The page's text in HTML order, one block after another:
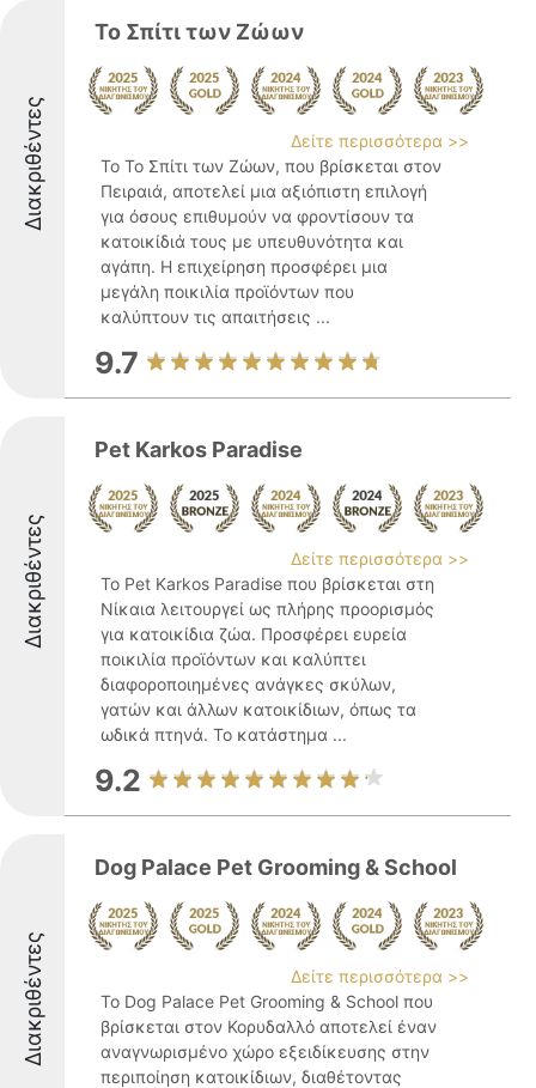
Διακριθέντες
Το Σπίτι των Ζώων
Δείτε περισσότερα >>
Το Το Σπίτι των Ζώων, που βρίσκεται στον
Πειραιά, αποτελεί μια αξιόπιστη επιλογή
για όσους επιθυμούν να φροντίσουν τα
κατοικίδιά τους με υπευθυνότητα και
αγάπη. Η επιχείρηση προσφέρει μια
μεγάλη ποικιλία προϊόντων που
καλύπτουν τις απαιτήσεις ...
9.7
Διακριθέντες
Pet Karkos Paradise
Δείτε περισσότερα >>
Το Pet Karkos Paradise που βρίσκεται στη
Νίκαια λειτουργεί ως πλήρης προορισμός
για κατοικίδια ζώα. Προσφέρει ευρεία
ποικιλία προϊόντων και καλύπτει
διαφοροποιημένες ανάγκες σκύλων,
γατών και άλλων κατοικίδιων, όπως τα
ωδικά πτηνά. Το κατάστημα ...
9.2
Διακριθέντες
Dog Palace Pet Grooming & School
Δείτε περισσότερα >>
Το Dog Palace Pet Grooming & School που
βρίσκεται στον Κορυδαλλό αποτελεί έναν
αναγνωρισμένο χώρο εξειδίκευσης στην
περιποίηση κατοικίδιων, διαθέτοντας